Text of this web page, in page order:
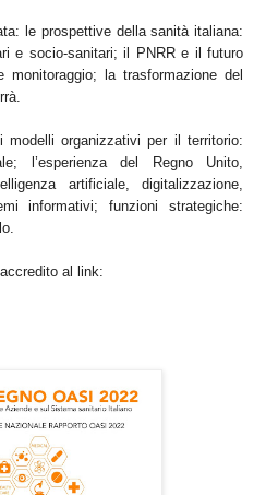
le prospettive della sanità italiana:
e socio-sanitari; il PNRR e il futuro
la trasformazione del
modelli organizzativi per il territorio:
l’esperienza del Regno Unito,
artificiale, digitalizzazione,
informativi; funzioni strategiche:
al link: